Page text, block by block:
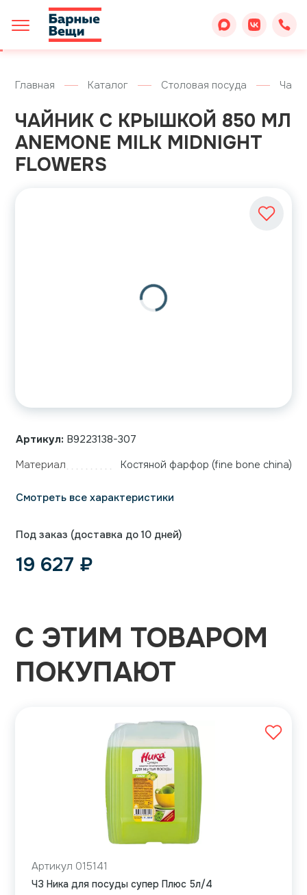
Главная Каталог Столовая посуда
ЧАЙНИК С КРЫШКОЙ 850 МЛ
ANEMONE MILK MIDNIGHT
FLOWERS
Артикул: B9223138-307
Материал
Костяной фарфор (fine bone china)
Смотреть все характеристики
Под заказ (доставка до 10 дней)
19 627 ₽
С ЭТИМ ТОВАРОМ
ПОКУПАЮТ
Артикул 015141
ЧЗ Ника для посуды супер Плюс 5л/4